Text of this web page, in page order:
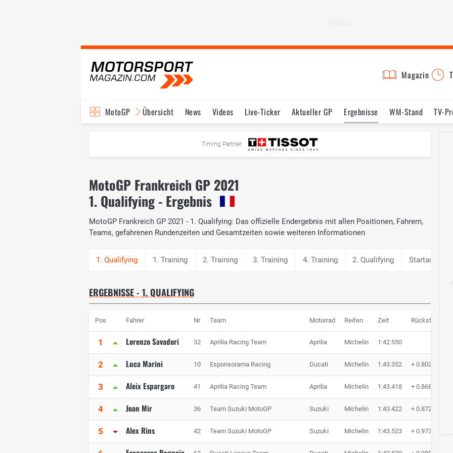
Magazin
MotoGP Übersicht News Videos Live-Ticker Aktueller GP Ergebnisse WM-Stand TV-
Testfahrten Reglement
Timing Partner
MotoGP Frankreich GP 2021
1. Qualifying - Ergebnis
MotoGP Frankreich GP 2021 - 1. Qualifying: Das offizielle Endergebnis mit allen Positionen, Fahrern,
Teams, gefahrenen Rundenzeiten und Gesamtzeiten sowie weiteren Informationen
1. Training 2. Training 3. Training 4. Training 2. Qualifying
ERGEBNISSE - 1. QUALIFYING
Pos Fahrer Nr Team Motorrad Reifen Zeit Rückstand
1 Lorenzo Savadori 32 Aprilia Racing Team Aprilia Michelin 1:42.550
2 Luca Marini 10 Esponsorama Racing Ducati Michelin 1:43.352 + 0.802
3 Aleix Espargaro 41 Aprilia Racing Team Aprilia Michelin 1:43.418 + 0.868
4 Joan Mir 36 Team Suzuki MotoGP Suzuki Michelin 1:43.422 + 0.872
5 Alex Rins 42 Team Suzuki MotoGP Suzuki Michelin 1:43.523 + 0.973